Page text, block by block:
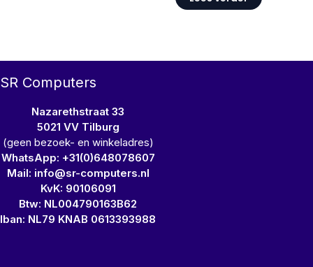
SR Computers
Nazarethstraat 33
5021 VV Tilburg
(geen bezoek- en winkeladres)
WhatsApp: +31(0)648078607
Mail: info@sr-computers.nl
KvK: 90106091
Btw: NL004790163B62
Iban: NL79 KNAB 0613393988